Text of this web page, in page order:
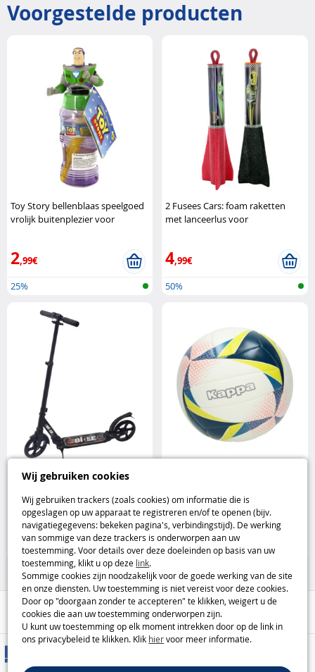
Wij gebruiken cookies
Wij gebruiken trackers (zoals cookies) om informatie die is
opgeslagen op uw apparaat te registreren en/of te openen (bijv.
navigatiegegevens: bekeken pagina's, verbindingstijd). De werking
van sommige van deze trackers is onderworpen aan uw
toestemming. Voor details over deze doeleinden op basis van uw
toestemming, klikt u op deze link.
Sommige cookies zijn noodzakelijk voor de goede werking van de site
en onze diensten. Uw toestemming is niet vereist voor deze cookies.
Door op "doorgaan zonder te accepteren" te klikken, weigert u de
cookies die aan uw toestemming onderworpen zijn.
U kunt uw toestemming op elk moment intrekken door op de link in
ons privacybeleid te klikken. Klik hiervoor meer informatie.
Voorgestelde producten
Toy Story bellenblaas speelgoed
vrolijk buitenplezier voor
2,99€
25%
2 Fusees Cars: foam raketten
met lanceerlus voor
4,99€
50%
Bibee Pump Zwart step voor
dagelijks gebruik Bibee
59,95€
25%
9,95€
Buitenspellen
Hulp / Contact